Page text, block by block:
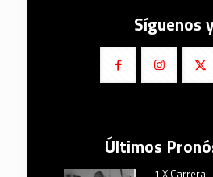
Síguenos
Últimos